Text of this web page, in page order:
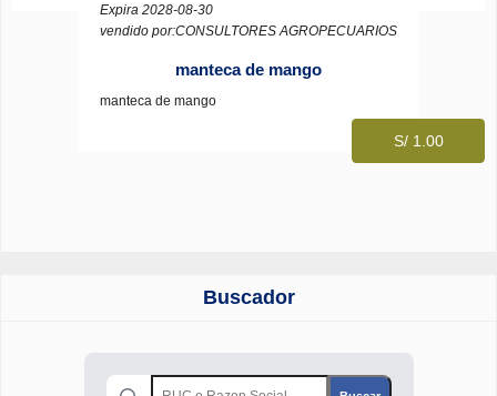
Expira 2028-08-30
vendido por:CONSULTORES AGROPECUARIOS
manteca de mango
manteca de mango
S/ 1.00
Buscador